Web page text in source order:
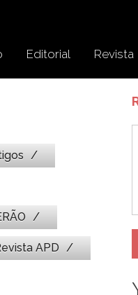
Editorial Revista
APD